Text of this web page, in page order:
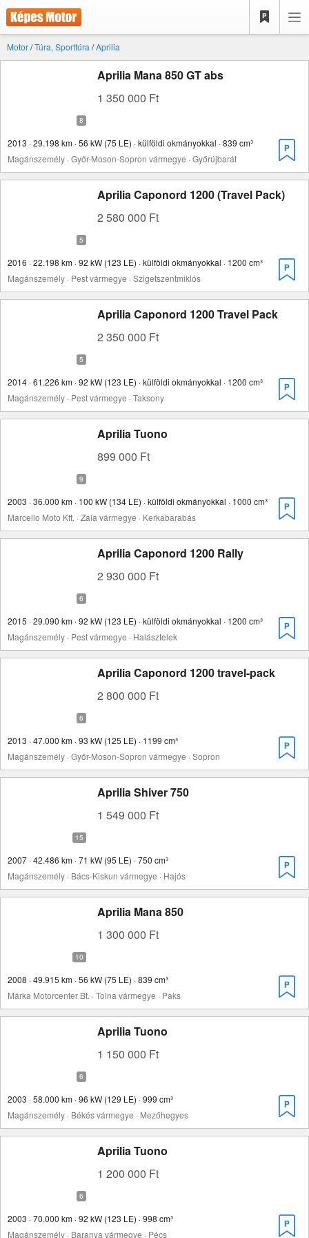
Motor/Túra, Sporttúra /Aprilia
Aprilia Mana 850 GT abs
1 350 000 Ft
2013 · 29.198 km · 56 kW (75 LE) · külföldi okmányokkal · 839 cm³
Magánszemély · Győr-Moson-Sopron vármegye · Győrújbarát
Aprilia Caponord 1200 (Travel Pack)
2 580 000 Ft
2016 · 22.198 km · 92 kW (123 LE) · külföldi okmányokkal · 1200 cm³
Magánszemély · Pest vármegye · Szigetszentmiklós
Aprilia Caponord 1200 Travel Pack
2 350 000 Ft
2014 · 61.226 km · 92 kW (123 LE) · külföldi okmányokkal · 1200 cm³
Magánszemély · Pest vármegye · Taksony
Aprilia Tuono
899 000 Ft
2003 · 36.000 km · 100 kW (134 LE) · külföldi okmányokkal · 1000 cm³
Marcello Moto Kft. · Zala vármegye · Kerkabarabás
Aprilia Caponord 1200 Rally
2 930 000 Ft
2015 · 29.090 km · 92 kW (123 LE) · külföldi okmányokkal · 1200 cm³
Magánszemély · Pest vármegye · Halásztelek
Aprilia Caponord 1200 travel-pack
2 800 000 Ft
2013 · 47.000 km · 93 kW (125 LE) · 1199 cm³
Magánszemély · Győr-Moson-Sopron vármegye · Sopron
Aprilia Shiver 750
1 549 000 Ft
2007 · 42.486 km · 71 kW (95 LE) · 750 cm³
Magánszemély · Bács-Kiskun vármegye · Hajós
Aprilia Mana 850
1 300 000 Ft
2008 · 49.915 km · 56 kW (75 LE) · 839 cm³
Márka Motorcenter Bt. · Tolna vármegye · Paks
Aprilia Tuono
1 150 000 Ft
2003 · 58.000 km · 96 kW (129 LE) · 999 cm³
Magánszemély · Békés vármegye · Mezőhegyes
Aprilia Tuono
1 200 000 Ft
2003 · 70.000 km · 92 kW (123 LE) · 998 cm³
Magánszemély · Baranya vármegye · Pécs